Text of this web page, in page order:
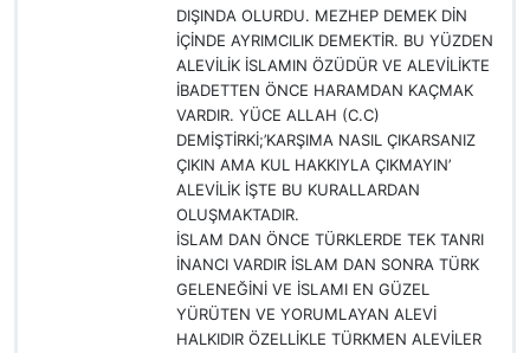
DIŞINDA OLURDU. MEZHEP DEMEK DİN
İÇİNDE AYRIMCILIK DEMEKTİR. BU YÜZDEN
ALEVİLİK İSLAMIN ÖZÜDÜR VE ALEVİLİKTE
İBADETTEN ÖNCE HARAMDAN KAÇMAK
VARDIR. YÜCE ALLAH (C.C)
DEMİŞTİRKİ;’KARŞIMA NASIL ÇIKARSANIZ
ÇIKIN AMA KUL HAKKIYLA ÇIKMAYIN’
ALEVİLİK İŞTE BU KURALLARDAN
OLUŞMAKTADIR.
İSLAM DAN ÖNCE TÜRKLERDE TEK TANRI
İNANCI VARDIR İSLAM DAN SONRA TÜRK
GELENEĞİNİ VE İSLAMI EN GÜZEL
YÜRÜTEN VE YORUMLAYAN ALEVİ
HALKIDIR ÖZELLİKLE TÜRKMEN ALEVİLER